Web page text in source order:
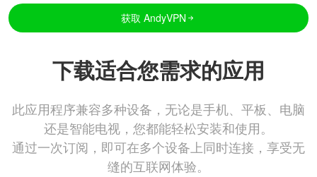
获取 AndyVPN
下载适合您需求的应用
此应用程序兼容多种设备，无论是手机、平板、电脑
还是智能电视，您都能轻松安装和使用。
通过一次订阅，即可在多个设备上同时连接，享受无
缝的互联网体验。